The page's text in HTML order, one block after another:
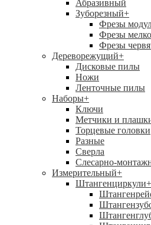
Абразивный
Зуборезный+
Фрезы
Фрезы
Фрезы
Дереворежущий+
Дисковые пилы
Ножи
Ленточные пилы
Наборы+
Ключи
Метчики и
Торцевые головки
Разные
Сверла
Слесарно-
Измерительный+
Штангенциркули+